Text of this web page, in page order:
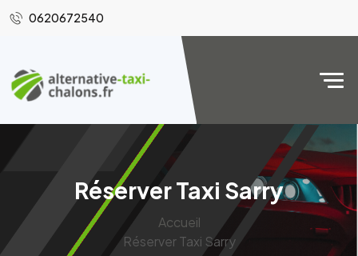
0620672540
Réserver Taxi Sarry
Accueil
Réserver Taxi Sarry